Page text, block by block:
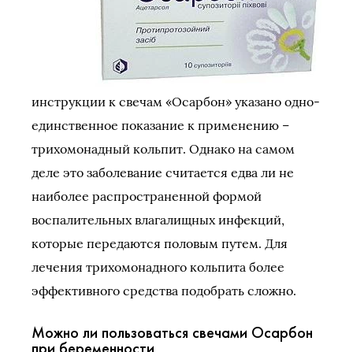
инструкции к свечам «Осарбон» указано одно-
единственное показание к применению –
трихомонадный кольпит. Однако на самом
деле это заболевание считается едва ли не
наиболее распространенной формой
воспалительных влагалищных инфекций,
которые передаются половым путем. Для
лечения трихомонадного кольпита более
эффективного средства подобрать сложно.
Можно ли пользоваться свечами Осарбон
при беременности